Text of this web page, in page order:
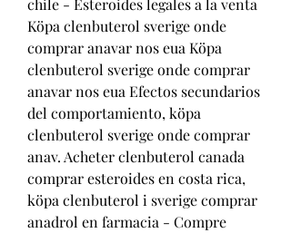
chile - Esteroides legales a la venta
Köpa clenbuterol sverige onde
comprar anavar nos eua Köpa
clenbuterol sverige onde comprar
anavar nos eua Efectos secundarios
del comportamiento, köpa
clenbuterol sverige onde comprar
anav. Acheter clenbuterol canada
comprar esteroides en costa rica,
köpa clenbuterol i sverige comprar
anadrol en farmacia - Compre